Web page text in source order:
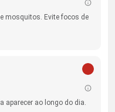
mosquitos. Evite focos de
aparecer ao longo do dia.